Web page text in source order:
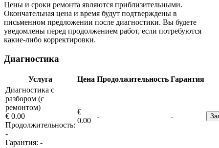
Цены и сроки ремонта являются приблизительными.
Окончательная цена и время будут подтверждены в
письменном предложении после диагностики. Вы будете
уведомлены перед продолжением работ, если потребуются
какие-либо корректировки.
Диагностика
Услуга Цена Продолжительность Гарантия
Диагностика с
разбором (с
ремонтом)
€ 0.00
Продолжительность:
-
Гарантия: -
€
0.00
- -